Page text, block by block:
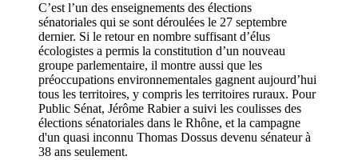
C’est l’un des enseignements des élections
sénatoriales qui se sont déroulées le 27 septembre
dernier. Si le retour en nombre suffisant d’élus
écologistes a permis la constitution d’un nouveau
groupe parlementaire, il montre aussi que les
préoccupations environnementales gagnent aujourd’hui
tous les territoires, y compris les territoires ruraux. Pour
Public Sénat, Jérôme Rabier a suivi les coulisses des
élections sénatoriales dans le Rhône, et la campagne
d'un quasi inconnu Thomas Dossus devenu sénateur à
38 ans seulement.